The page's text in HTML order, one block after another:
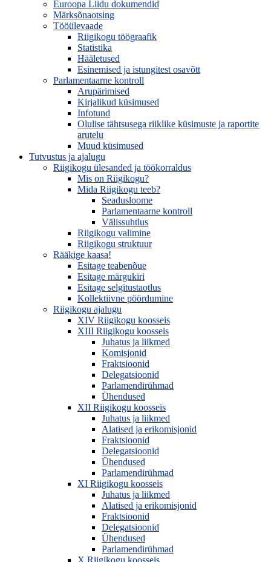
Euroopa Liidu dokumendid
Märksõnaotsing
Tööülevaade
Riigikogu töögraafik
Statistika
Hääletused
Esinemised ja istungitest osavõtt
Parlamentaarne kontroll
Arupärimised
Kirjalikud küsimused
Infotund
Olulise tähtsusega riiklike küsimuste ja raportite
arutelu
Muud küsimused
Tutvustus ja ajalugu
Riigikogu ülesanded ja töökorraldus
Mis on Riigikogu?
Mida Riigikogu teeb?
Seadusloome
Parlamentaarne kontroll
Välissuhtlus
Riigikogu valimine
Riigikogu struktuur
Rääkige kaasa!
Esitage teabenõue
Esitage märgukiri
Esitage selgitustaotlus
Kollektiivne pöördumine
Riigikogu ajalugu
XIV Riigikogu koosseis
XIII Riigikogu koosseis
Juhatus ja liikmed
Komisjonid
Fraktsioonid
Delegatsioonid
Parlamendirühmad
Ühendused
XII Riigikogu koosseis
Juhatus ja liikmed
Alatised ja erikomisjonid
Fraktsioonid
Delegatsioonid
Ühendused
Parlamendirühmad
XI Riigikogu koosseis
Juhatus ja liikmed
Alatised ja erikomisjonid
Fraktsioonid
Delegatsioonid
Ühendused
Parlamendirühmad
X Riigikogu koosseis